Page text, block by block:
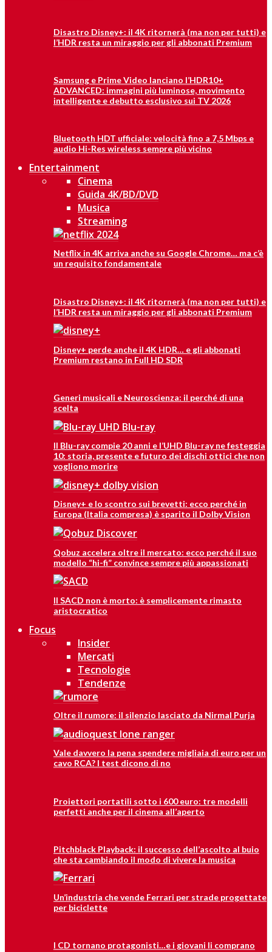
Disastro Disney+: il 4K ritornerà (ma non per tutti) e
l’HDR resta un miraggio per gli abbonati Premium
Samsung e Prime Video lanciano l’HDR10+
ADVANCED: immagini più luminose, movimento
intelligente e debutto esclusivo sui TV 2026
Bluetooth HDT ufficiale: velocità fino a 7,5 Mbps e
audio Hi-Res wireless sempre più vicino
Entertainment
Cinema
Guida 4K/BD/DVD
Musica
Streaming
Netflix in 4K arriva anche su Google Chrome… ma c’è
un requisito fondamentale
Disastro Disney+: il 4K ritornerà (ma non per tutti) e
l’HDR resta un miraggio per gli abbonati Premium
Disney+ perde anche il 4K HDR… e gli abbonati
Premium restano in Full HD SDR
Generi musicali e Neuroscienza: il perché di una
scelta
Il Blu-ray compie 20 anni e l’UHD Blu-ray ne festeggia
10: storia, presente e futuro dei dischi ottici che non
vogliono morire
Disney+ e lo scontro sui brevetti: ecco perché in
Europa (Italia compresa) è sparito il Dolby Vision
Qobuz accelera oltre il mercato: ecco perché il suo
modello “hi-fi” convince sempre più appassionati
Il SACD non è morto: è semplicemente rimasto
aristocratico
Focus
Insider
Mercati
Tecnologie
Tendenze
Oltre il rumore: il silenzio lasciato da Nirmal Purja
Vale davvero la pena spendere migliaia di euro per un
cavo RCA? I test dicono di no
Proiettori portatili sotto i 600 euro: tre modelli
perfetti anche per il cinema all’aperto
Pitchblack Playback: il successo dell’ascolto al buio
che sta cambiando il modo di vivere la musica
Un’industria che vende Ferrari per strade progettate
per biciclette
I CD tornano protagonisti…e i giovani li comprano